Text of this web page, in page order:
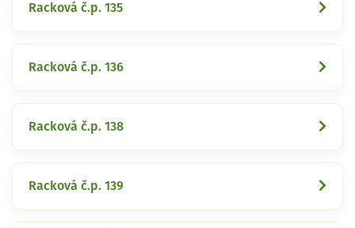
Racková č.p. 135
Racková č.p. 136
Racková č.p. 138
Racková č.p. 139